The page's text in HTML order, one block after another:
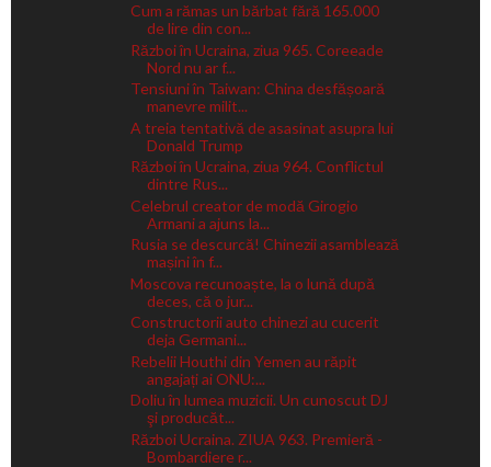
Cum a rămas un bărbat fără 165.000
de lire din con...
Război în Ucraina, ziua 965. Coreeade
Nord nu ar f...
Tensiuni în Taiwan: China desfășoară
manevre milit...
A treia tentativă de asasinat asupra lui
Donald Trump
Război în Ucraina, ziua 964. Conflictul
dintre Rus...
Celebrul creator de modă Girogio
Armani a ajuns la...
Rusia se descurcă! Chinezii asamblează
mașini în f...
Moscova recunoaște, la o lună după
deces, că o jur...
Constructorii auto chinezi au cucerit
deja Germani...
Rebelii Houthi din Yemen au răpit
angajați ai ONU:...
Doliu în lumea muzicii. Un cunoscut DJ
şi producăt...
Război Ucraina. ZIUA 963. Premieră -
Bombardiere r...